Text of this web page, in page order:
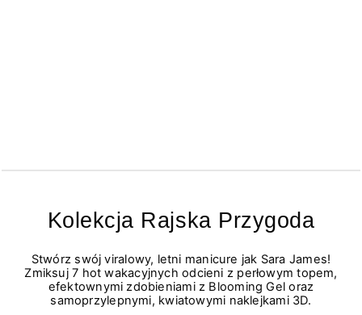
Kolekcja Rajska Przygoda
Stwórz swój viralowy, letni manicure jak Sara James!
Zmiksuj 7 hot wakacyjnych odcieni z perłowym topem,
efektownymi zdobieniami z Blooming Gel oraz
samoprzylepnymi, kwiatowymi naklejkami 3D.